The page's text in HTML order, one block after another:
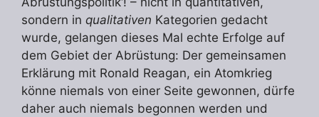
sondern in qualitativen Kategorien gedacht
wurde, gelangen dieses Mal echte Erfolge auf
dem Gebiet der Abrüstung: Der gemeinsamen
Erklärung mit Ronald Reagan, ein Atomkrieg
könne niemals von einer Seite gewonnen, dürfe
daher auch niemals begonnen werden und